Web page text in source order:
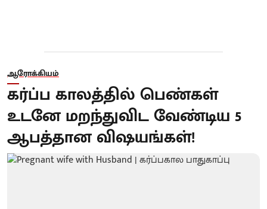
ஆரோக்கியம்
கர்ப்ப காலத்தில் பெண்கள்
உடனே மறந்துவிட வேண்டிய 5
ஆபத்தான விஷயங்கள்!